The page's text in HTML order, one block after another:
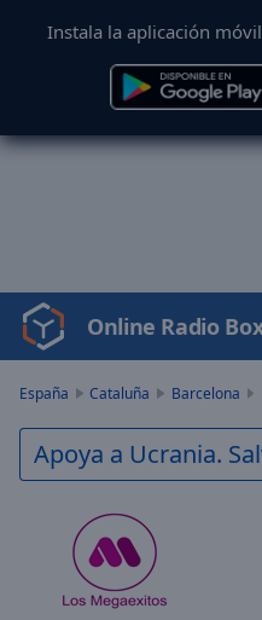
Instala la aplicación
Video
Player
Play
Video
Backward
Online Radio
España Cataluña Barcelona
Apoya a Ucrania.